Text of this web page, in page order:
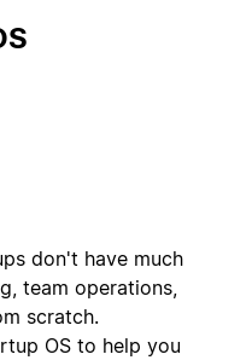
don't have much
team operations,
scratch.
OS to help you